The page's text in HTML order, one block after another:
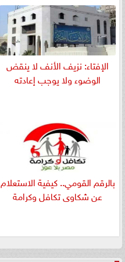
الإفتاء: نزيف الأنف لا ينقض
الوضوء ولا يوجب إعادته
بالرقم القومي.. كيفية الاستعلام
عن شكاوى تكافل وكرامة